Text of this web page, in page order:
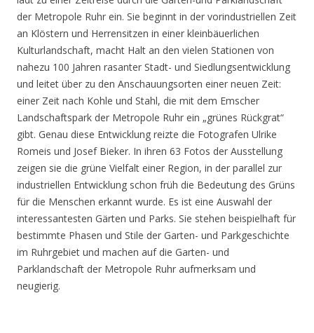
der Metropole Ruhr ein. Sie beginnt in der vorindustriellen Zeit
an Klöstern und Herrensitzen in einer kleinbäuerlichen
Kulturlandschaft, macht Halt an den vielen Stationen von
nahezu 100 Jahren rasanter Stadt- und Siedlungsentwicklung
und leitet über zu den Anschauungsorten einer neuen Zeit:
einer Zeit nach Kohle und Stahl, die mit dem Emscher
Landschaftspark der Metropole Ruhr ein „grünes Rückgrat“
gibt. Genau diese Entwicklung reizte die Fotografen Ulrike
Romeis und Josef Bieker. In ihren 63 Fotos der Ausstellung
zeigen sie die grüne Vielfalt einer Region, in der parallel zur
industriellen Entwicklung schon früh die Bedeutung des Grüns
für die Menschen erkannt wurde. Es ist eine Auswahl der
interessantesten Gärten und Parks. Sie stehen beispielhaft für
bestimmte Phasen und Stile der Garten- und Parkgeschichte
im Ruhrgebiet und machen auf die Garten- und
Parklandschaft der Metropole Ruhr aufmerksam und
neugierig.